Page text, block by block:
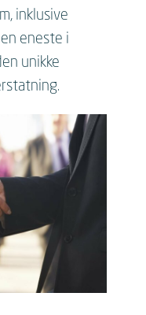
inklusive
eneste i
unikke